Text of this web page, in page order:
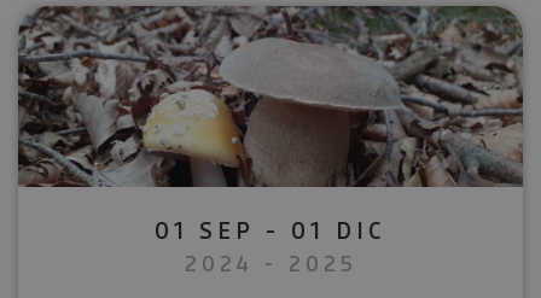
01 SEP - 01 DIC
2024 - 2025